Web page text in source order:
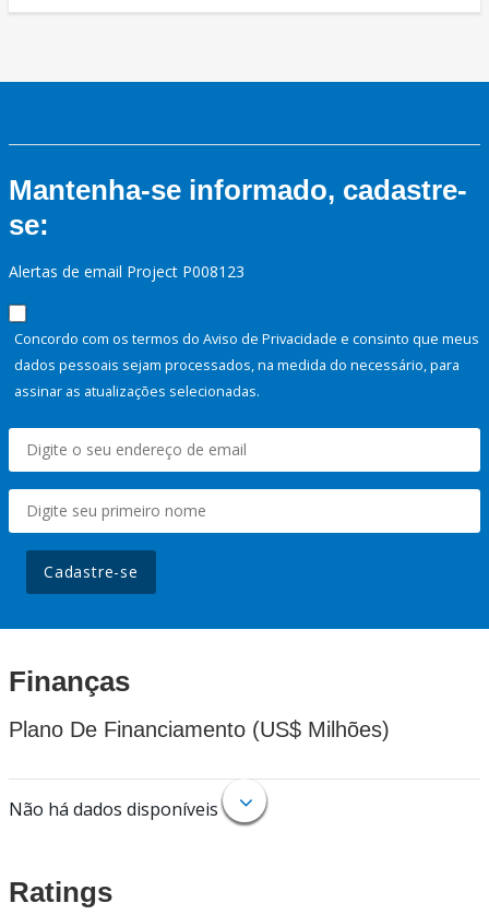
Mantenha-se informado, cadastre-
se:
Alertas de email Project P008123
Concordo com os termos do Aviso de Privacidade e consinto que meus
dados pessoais sejam processados, na medida do necessário, para
assinar as atualizações selecionadas.
Cadastre-se
Finanças
Plano De Financiamento (US$ Milhões)
Não há dados disponíveis
Ratings